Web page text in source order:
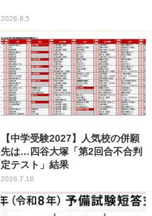
2026.8.5
【中学受験2027】人気校の併願
先は…四谷大塚「第2回合不合判
定テスト」結果
2026.7.16